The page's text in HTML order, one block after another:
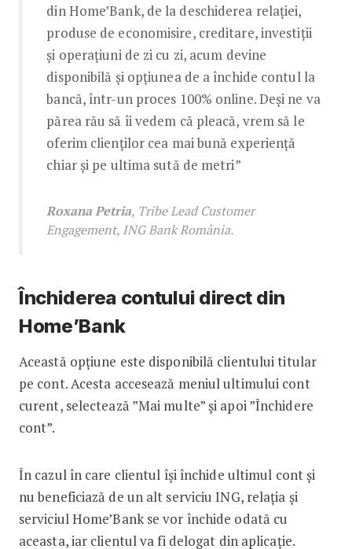
din Home’Bank, de la deschiderea relației,
produse de economisire, creditare, investiții
și operațiuni de zi cu zi, acum devine
disponibilă și opțiunea de a închide contul la
bancă, într-un proces 100% online. Deși ne va
părea rău să îi vedem că pleacă, vrem să le
oferim clienților cea mai bună experiență
chiar și pe ultima sută de metri”
Roxana Petria, Tribe Lead Customer
Engagement, ING Bank România.
Închiderea contului direct din
Home’Bank
Această opțiune este disponibilă clientului titular
pe cont. Acesta accesează meniul ultimului cont
curent, selectează ”Mai multe” și apoi ”Închidere
cont”.
În cazul în care clientul își închide ultimul cont și
nu beneficiază de un alt serviciu ING, relația și
serviciul Home’Bank se vor închide odată cu
aceasta, iar clientul va fi delogat din aplicație.